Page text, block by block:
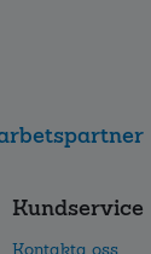
Tjänstepension
grupp
Kundservice
Kontakta oss